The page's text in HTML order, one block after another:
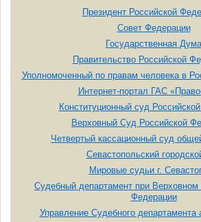
Президент Российской
Совет Федерации
Государственная Дума
Правительство Российской
Уполномоченный по правам человека в
Интернет-портал ГАС
Конституционный суд
Верховный Суд Российской
Четвертый кассационный суд
Севастопольский
Мировые судьи г.
Судебный департамент при Верховном
Федерации
Управление Судебного департамента